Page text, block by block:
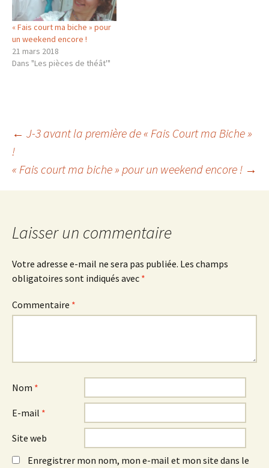
« Fais court ma biche » pour
un weekend encore !
21 mars 2018
Dans "Les pièces de théât'"
Navigation
des
← J-3 avant la première de « Fais Court ma Biche »
!
« Fais court ma biche » pour un weekend encore ! →
Laisser un commentaire
Votre adresse e-mail ne sera pas publiée. Les champs
obligatoires sont indiqués avec *
Commentaire *
Nom *
E-mail *
Site web
Enregistrer mon nom, mon e-mail et mon site dans le